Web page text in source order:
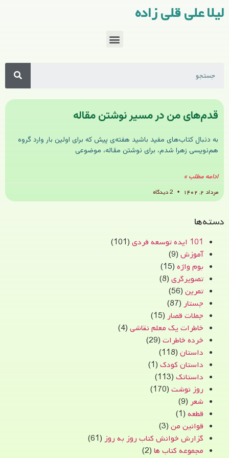
لیلا علی قلی زاده
قدم‌های من در مسیر نوشتن مقاله
به دنبال کتاب‌های مفید باشید هفته‌ی پیش که برای اولین بار وارد گروه
هم‌نویسی زهرا شدم، برای نوشتن مقاله، موضوعی
ادامه مطلب »
مرداد ۲, ۱۴۰۲
دسته‌ها
101 ایده توسعه فردی
(101)
آموزش (9)
بوم واژه (15)
تصویرگری (8)
تمرین (56)
جستار (87)
جملات قصار (15)
خاطرات یک معلم نقاشی (4)
خرده خاطرات (29)
داستان (118)
داستان کودک (1)
داستانک (113)
روز نوشت (170)
شعر (9)
قطعه (1)
قوانین من (3)
گزارش خوانش کتاب روز به روز (61)
مجموعه کتاب ها (2)